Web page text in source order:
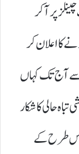
پر آ کر
کا اعلان کر
سے آج تک کہاں
حالی کا شکار
اس طرح کے